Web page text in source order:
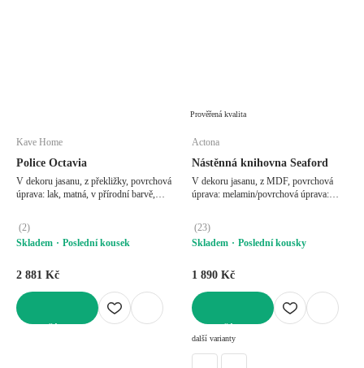
Kave Home
Police Octavia
V dekoru jasanu, z překližky, povrchová
úprava: lak, matná, v přírodní barvě,
(2)
Skladem
Poslední kousek
2 881 Kč
Prověřená kvalita
Actona
Nástěnná knihovna Seaford
V dekoru jasanu, z MDF, povrchová
úprava: melamin/povrchová úprava:
(23)
Skladem
Poslední kousky
1 890 Kč
další varianty